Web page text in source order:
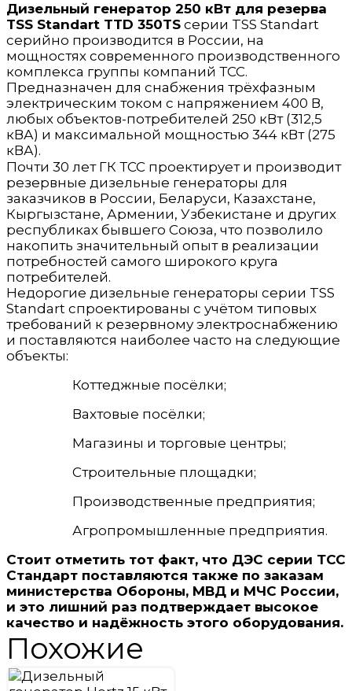
Дизельный генератор 250 кВт для резерва
TSS Standart TTD 350TS серии TSS Standart
серийно производится в России, на
мощностях современного производственного
комплекса группы компаний ТСС.
Предназначен для снабжения трёхфазным
электрическим током с напряжением 400 В,
любых объектов-потребителей 250 кВт (312,5
кВА) и максимальной мощностью 344 кВт (275
кВА).
Почти 30 лет ГК ТСС проектирует и производит
резервные дизельные генераторы для
заказчиков в России, Беларуси, Казахстане,
Кыргызстане, Армении, Узбекистане и других
республиках бывшего Союза, что позволило
накопить значительный опыт в реализации
потребностей самого широкого круга
потребителей.
Недорогие дизельные генераторы серии TSS
Standart спроектированы с учётом типовых
требований к резервному электроснабжению
и поставляются наиболее часто на следующие
объекты:
Коттеджные посёлки;
Вахтовые посёлки;
Магазины и торговые центры;
Строительные площадки;
Производственные предприятия;
Агропромышленные предприятия.
Стоит отметить тот факт, что ДЭС серии ТСС
Стандарт поставляются также по заказам
министерства Обороны, МВД и МЧС России,
и это лишний раз подтверждает высокое
качество и надёжность этого оборудования.
Похожие